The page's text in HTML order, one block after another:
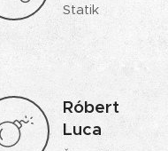
Statik
Róbert
Luca